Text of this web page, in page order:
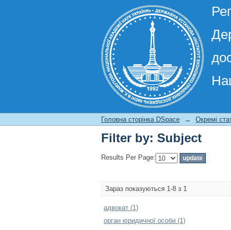
Filter by: Subject
Головна сторінка DSpace → Окремі
Filter by: Subject
Results Per Page:
Зараз показуються 1-8 з 1
адвокат (1)
орган юридичної особи (1)